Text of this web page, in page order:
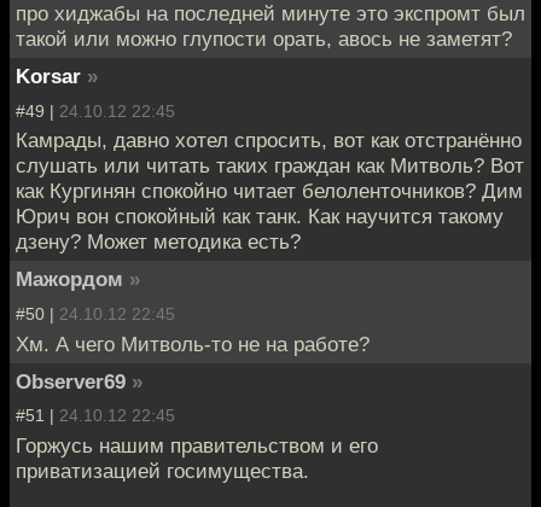
про хиджабы на последней минуте это экспромт был
такой или можно глупости орать, авось не заметят?
Korsar »
#49 | 24.10.12 22:45
Камрады, давно хотел спросить, вот как отстранённо
слушать или читать таких граждан как Митволь? Вот
как Кургинян спокойно читает белоленточников? Дим
Юрич вон спокойный как танк. Как научится такому
дзену? Может методика есть?
Мажордом »
#50 | 24.10.12 22:45
Хм. А чего Митволь-то не на работе?
Observer69 »
#51 | 24.10.12 22:45
Горжусь нашим правительством и его
приватизацией госимущества.